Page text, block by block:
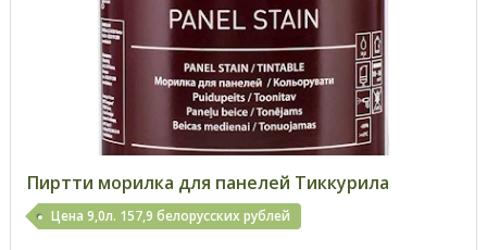
Пиртти морилка для панелей Тиккурила
Цена 9,0л. 157,9 белорусских рублей